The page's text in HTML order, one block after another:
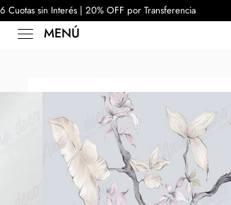
6 Cuotas sin Interés | 20% OFF por Transferencia
MENÚ